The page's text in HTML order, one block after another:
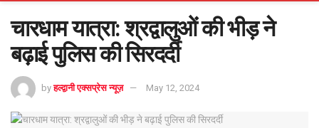
चारधाम यात्रा: श्रद्वालुओं की भीड़ ने
बढ़ाई पुलिस की सिरदर्दी
by हल्द्वानी एक्सप्रेस न्यूज़ May 12, 2024